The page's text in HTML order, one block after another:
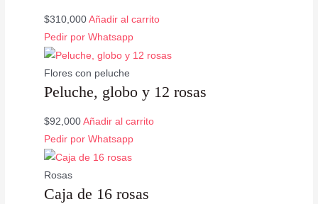
$310,000 Añadir al carrito
Pedir por Whatsapp
Flores con peluche
Peluche, globo y 12 rosas
$92,000 Añadir al carrito
Pedir por Whatsapp
Rosas
Caja de 16 rosas